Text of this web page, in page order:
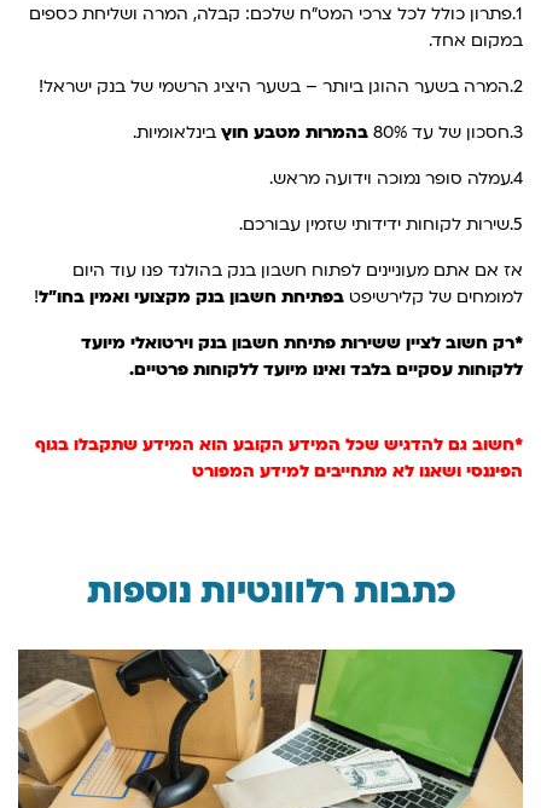
1.פתרון כולל לכל צרכי המט"ח שלכם: קבלה, המרה ושליחת כספים
במקום אחד.
2.המרה בשער ההוגן ביותר – בשער היציג הרשמי של בנק ישראל!
3.חסכון של עד 80%
בהמרות מטבע חוץ בינלאומיות.
4.עמלה סופר נמוכה וידועה מראש.
5.שירות לקוחות ידידותי שזמין עבורכם.
אז אם אתם מעוניינים לפתוח חשבון בנק בהולנד פנו עוד היום
למומחים של קלירשיפט בפתיחת חשבון בנק מקצועי ואמין בחו"ל!
*רק חשוב לציין ששירות פתיחת חשבון בנק וירטואלי מיועד
ללקוחות עסקיים בלבד ואינו מיועד ללקוחות פרטיים.
*חשוב גם להדגיש שכל המידע הקובע הוא המידע שתקבלו בגוף
הפיננסי ושאנו לא מתחייבים למידע המפורט
כתבות רלוונטיות נוספות